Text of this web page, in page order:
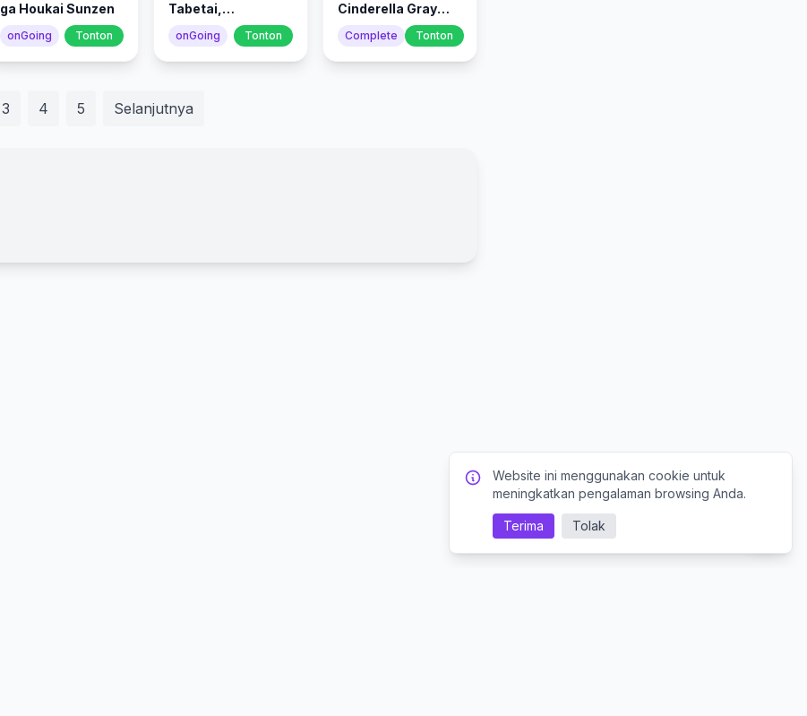
ga Houkai Sunzen
onGoing Tonton
Tabetai,
Hitodenashi
onGoing Tonton
Cinderella Gray
Complete Tonton
3 4 5 Selanjutnya
Website ini menggunakan cookie untuk
meningkatkan pengalaman browsing Anda.
Terima Tolak